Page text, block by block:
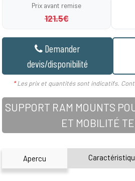
Prix avant remise
121.5€
Demander
devis/disponibilité
*Les prix et quantités sont indicatifs.
SUPPORT RAM MOUNTS
ET MOBILITÉ
Apercu